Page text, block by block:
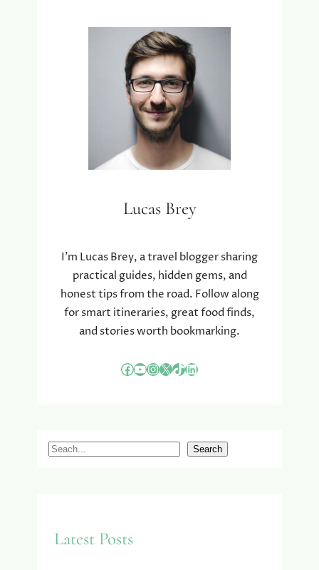
Lucas Brey
I’m Lucas Brey, a travel blogger sharing
practical guides, hidden gems, and
honest tips from the road. Follow along
for smart itineraries, great food finds,
and stories worth bookmarking.
Facebook YouTube InstagramX TikTok LinkedIn
S
Search
Latest Posts